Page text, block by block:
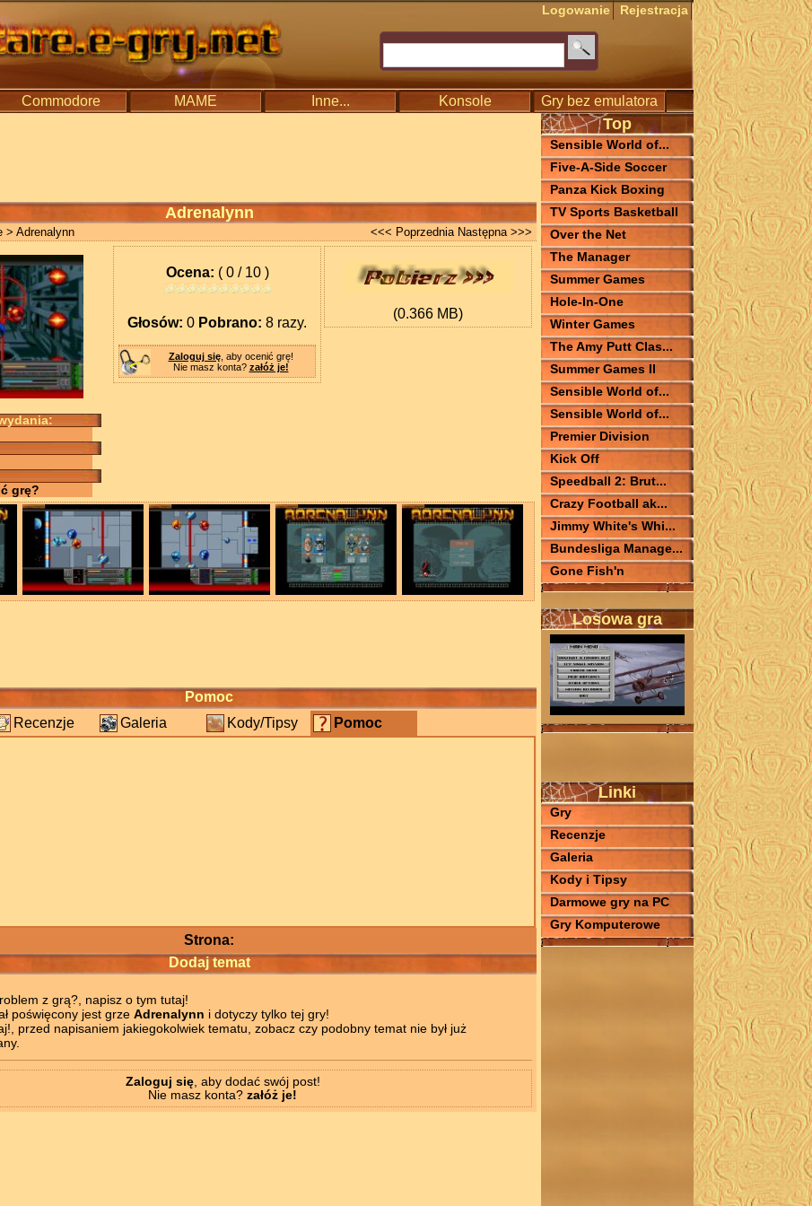
Logowanie Rejestracja
Commodore MAME Inne... Konsole Gry bez emulatora
Adrenalynn
> Adrenalynn <<< Poprzednia Następna >>>
grę?
(0.366 MB)
Ocena: ( 0 / 10 )
Głosów: 0 Pobrano: 8 razy.
Zaloguj się, aby ocenić grę!
Nie masz konta? załóż je!
Pomoc
Recenzje Galeria Kody/Tipsy
Pomoc
Strona:
Dodaj temat
z grą?, napisz o tym tutaj!
poświęcony jest grze Adrenalynn i dotyczy tylko tej gry!
przed napisaniem jakiegokolwiek tematu, zobacz czy podobny temat nie był już
Zaloguj się, aby dodać swój post!
Nie masz konta? załóż je!
Top
Sensible World of...
Five-A-Side Soccer
Panza Kick Boxing
TV Sports Basketball
Over the Net
The Manager
Summer Games
Hole-In-One
Winter Games
The Amy Putt Clas...
Summer Games II
Sensible World of...
Sensible World of...
Premier Division
Kick Off
Speedball 2: Brut...
Crazy Football ak...
Jimmy White's Whi...
Bundesliga Manage...
Gone Fish'n
Losowa gra
Linki
Gry
Recenzje
Galeria
Kody i Tipsy
Darmowe gry na PC
Gry Komputerowe